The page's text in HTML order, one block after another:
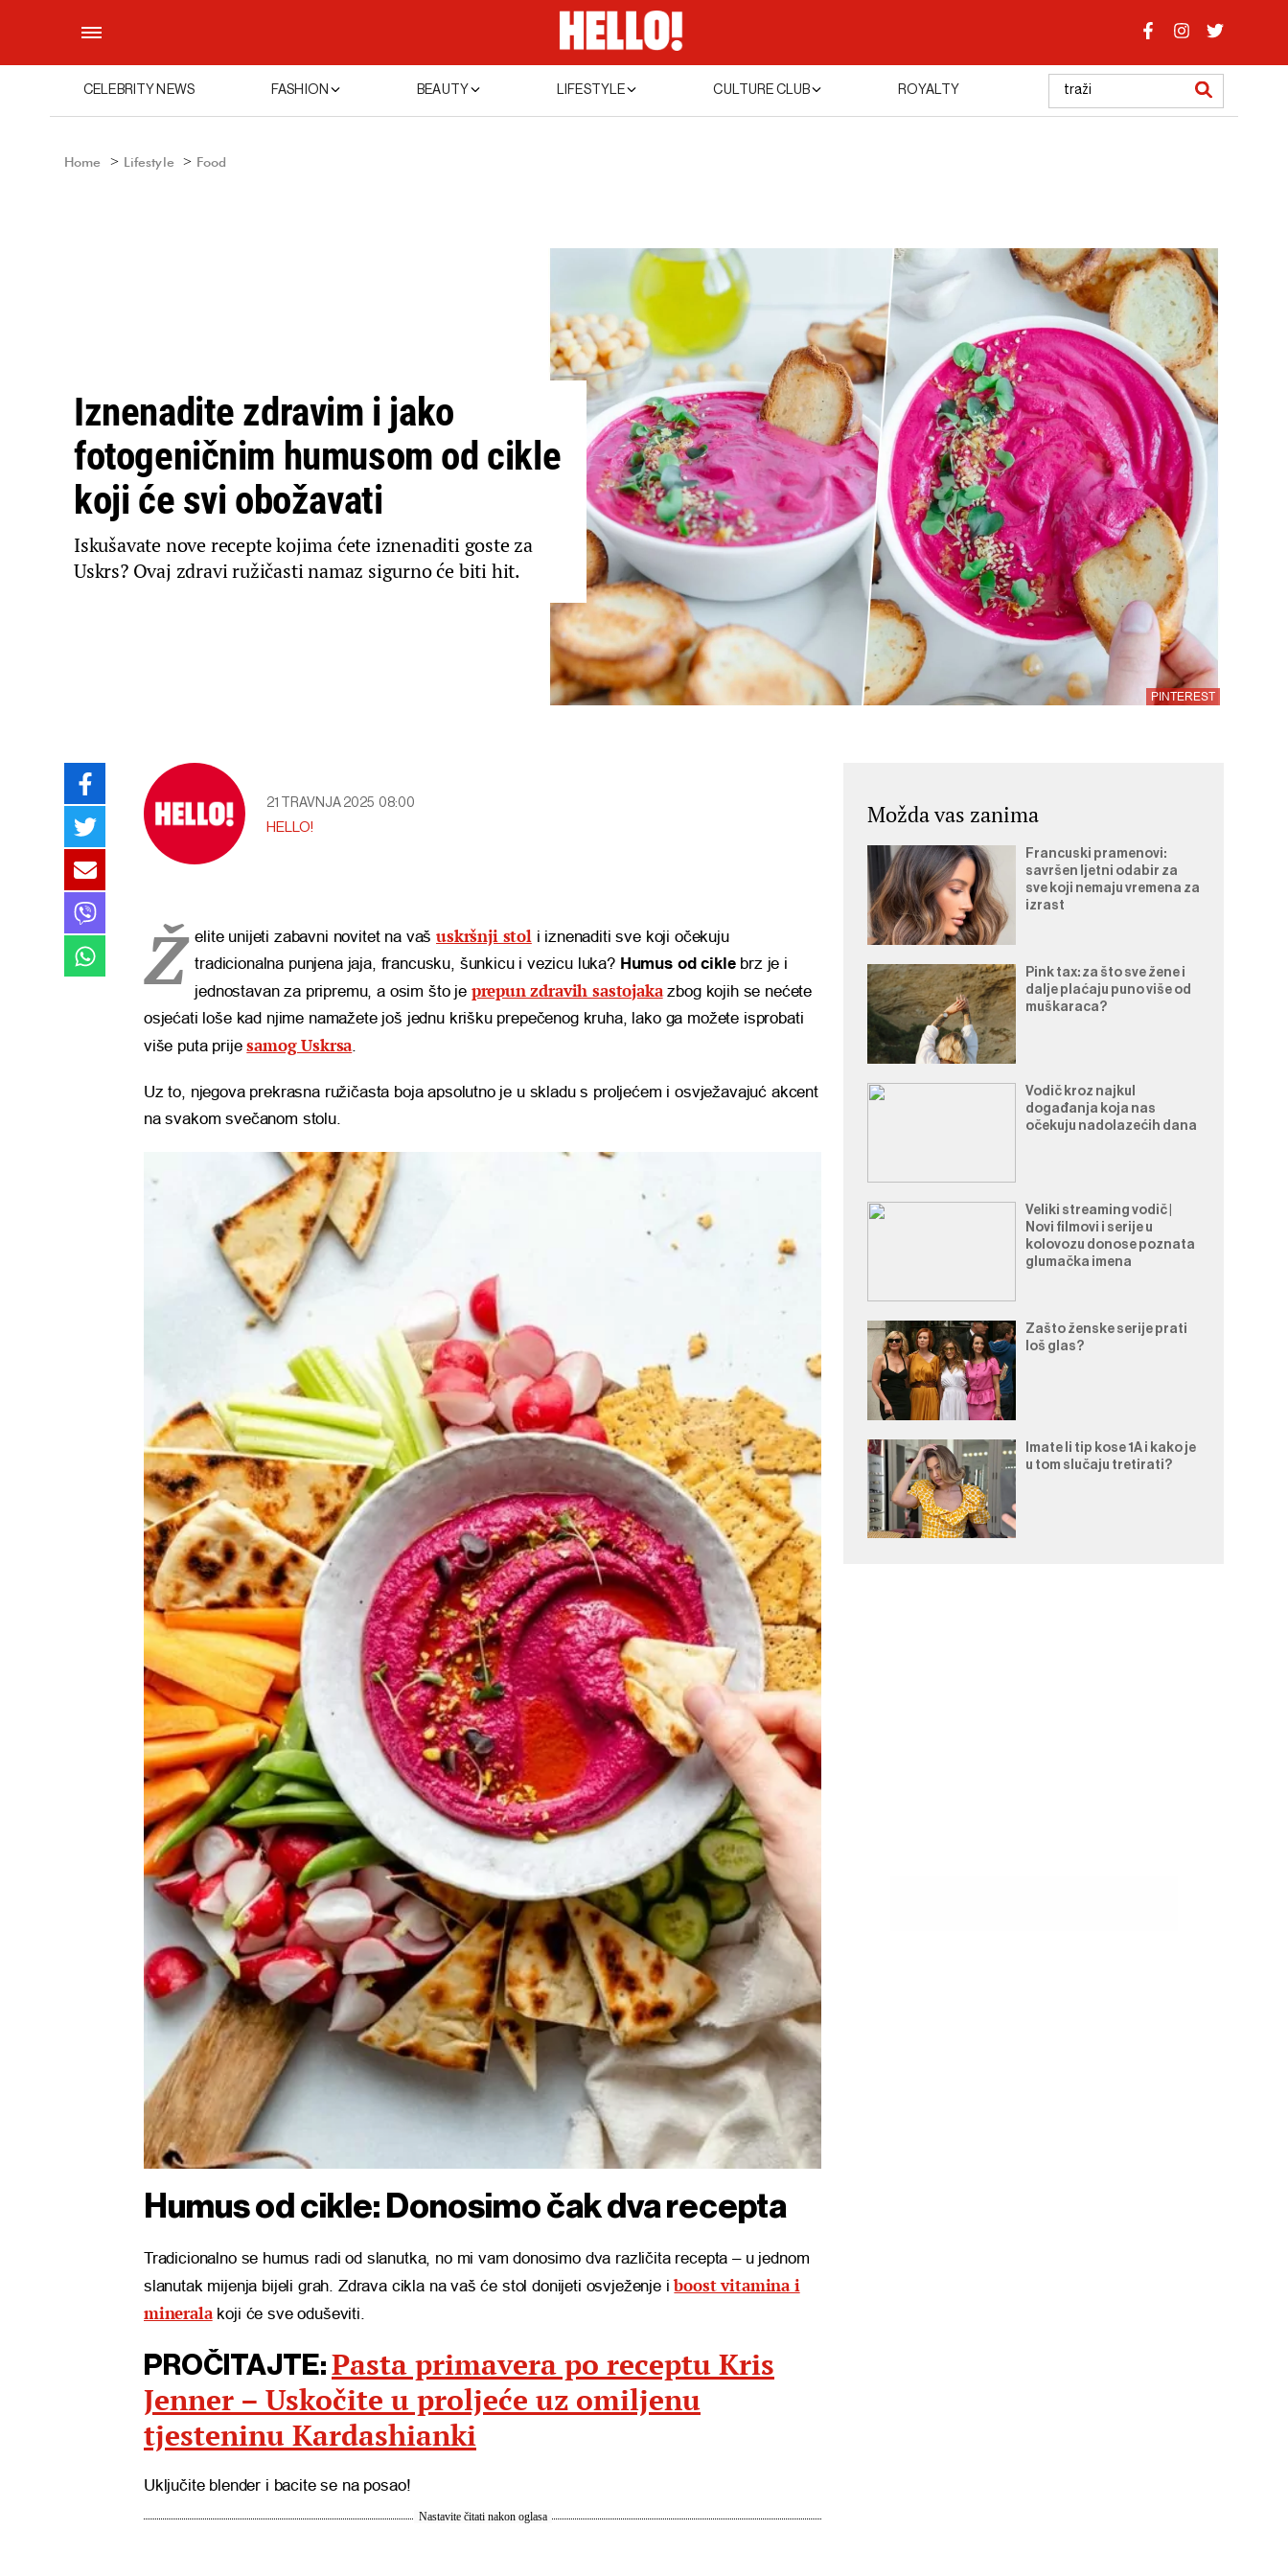
CELEBRITY NEWS FASHION BEAUTY LIFESTYLE CULTURE CLUB ROYALTY
Home Lifestyle Food
PINTEREST
Iznenadite zdravim i jako
fotogeničnim humusom od cikle
koji će svi obožavati
Iskušavate nove recepte kojima ćete iznenaditi goste za
Uskrs? Ovaj zdravi ružičasti namaz sigurno će biti hit.
21 TRAVNJA 2025 08:00
HELLO!
Ž elite unijeti zabavni novitet na vašuskršnji stoli iznenaditi sve koji očekuju
tradicionalna punjena jaja, francusku, šunkicu i vezicu luka? Humus od ciklebrz je i
jednostavan za pripremu, a osim što je prepun zdravih sastojakazbog kojih se nećete
osjećati loše kad njime namažete još jednu krišku prepečenog kruha, lako ga možete isprobati
više puta prijesamog Uskrsa.
Uz to, njegova prekrasna ružičasta boja apsolutno je u skladu s proljećem i osvježavajuć akcent
na svakom svečanom stolu.
Humus od cikle: Donosimo čak dva recepta
Tradicionalno se humus radi od slanutka, no mi vam donosimo dva različita recepta – u jednom
slanutak mijenja bijeli grah. Zdrava cikla na vaš će stol donijeti osvježenje iboost vitamina i
mineralakoji će sve oduševiti.
PROČITAJTE: Pasta primavera po receptu Kris
Jenner – Uskočite u proljeće uz omiljenu
tjesteninu Kardashianki
Uključite blender i bacite se na posao!
Nastavite čitati nakon oglasa
Možda vas zanima
Francuski pramenovi:
savršen ljetni odabir za
sve koji nemaju vremena za
izrast
Pink tax: za što sve žene i
dalje plaćaju puno više od
muškaraca?
Vodič kroz najkul
događanja koja nas
očekuju nadolazećih dana
Veliki streaming vodič |
Novi filmovi i serije u
kolovozu donose poznata
glumačka imena
Zašto ženske serije prati
loš glas?
Imate li tip kose 1A i kako je
u tom slučaju tretirati?